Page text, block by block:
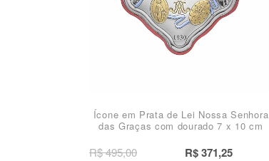
Ícone em Prata de Lei Nossa Senhora
das Graças com dourado 7 x 10 cm
R$ 495,00 R$ 371,25